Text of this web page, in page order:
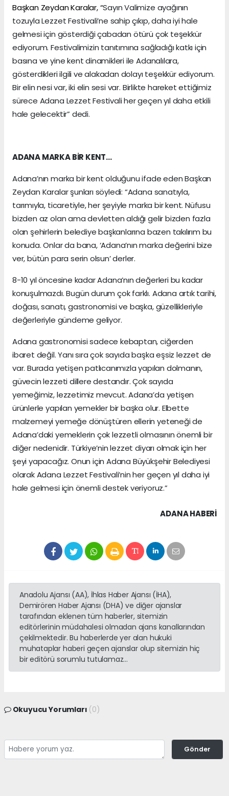
Başkan Zeydan Karalar, “Sayın Valimize ayağının
tozuyla Lezzet Festivali’ne sahip çıkıp, daha iyi hale
gelmesi için gösterdiği çabadan ötürü çok teşekkür
ediyorum. Festivalimizin tanıtımına sağladığı katkı için
basına ve yine kent dinamikleri ile Adanalılara,
gösterdikleri ilgili ve alakadan dolayı teşekkür ediyorum.
Bir elin nesi var, iki elin sesi var. Birlikte hareket ettiğimiz
sürece Adana Lezzet Festivali her geçen yıl daha etkili
hale gelecektir” dedi.
ADANA MARKA BİR KENT…
Adana’nın marka bir kent olduğunu ifade eden Başkan
Zeydan Karalar şunları söyledi: “Adana sanatıyla,
tarımıyla, ticaretiyle, her şeyiyle marka bir kent. Nüfusu
bizden az olan ama devletten aldığı gelir bizden fazla
olan şehirlerin belediye başkanlarına bazen takılırım bu
konuda. Onlar da bana, ‘Adana’nın marka değerini bize
ver, bütün para serin olsun’ derler.
8-10 yıl öncesine kadar Adana’nın değerleri bu kadar
konuşulmazdı. Bugün durum çok farklı. Adana artık tarihi,
doğası, sanatı, gastronomisi ve başka, güzellikleriyle
değerleriyle gündeme geliyor.
Adana gastronomisi sadece kebaptan, ciğerden
ibaret değil. Yanı sıra çok sayıda başka eşsiz lezzet de
var. Burada yetişen patlıcanımızla yapılan dolmanın,
güvecin lezzeti dillere destandır. Çok sayıda
yemeğimiz, lezzetimiz mevcut. Adana’da yetişen
ürünlerle yapılan yemekler bir başka olur. Elbette
malzemeyi yemeğe dönüştüren ellerin yeteneği de
Adana’daki yemeklerin çok lezzetli olmasının önemli bir
diğer nedenidir. Türkiye’nin lezzet diyarı olmak için her
şeyi yapacağız. Onun için Adana Büyükşehir Belediyesi
olarak Adana Lezzet Festivali’nin her geçen yıl daha iyi
hale gelmesi için önemli destek veriyoruz.”
ADANA HABERİ
Anadolu Ajansı (AA), İhlas Haber Ajansı (İHA),
Demirören Haber Ajansı (DHA) ve diğer ajanslar
tarafından eklenen tüm haberler, sitemizin
editörlerinin müdahalesi olmadan ajans kanallarından
çekilmektedir. Bu haberlerde yer alan hukuki
muhataplar haberi geçen ajanslar olup sitemizin hiç
bir editörü sorumlu tutulamaz...
Okuyucu Yorumları (0)
Gönder